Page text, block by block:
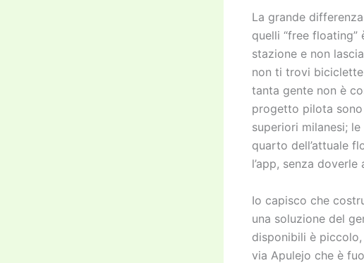
La grande
quelli “free
stazione e non
non ti trovi
tanta gente non è
progetto pilota
superiori milanesi;
quarto dell’attuale
l’app, senza doverle
Io capisco che
una soluzione del
disponibili è
via Apulejo che è